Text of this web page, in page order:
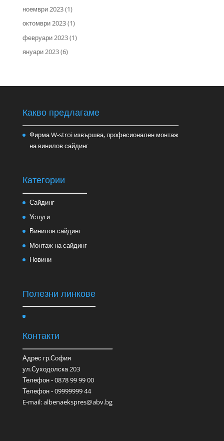
ноември 2023(1)
октомври 2023(1)
февруари 2023(1)
януари 2023(6)
Какво предлагаме
Фирма W-stroi извършва, професионален монтаж
на винилов сайдинг
Категории
Сайдинг
Услуги
Винилов сайдинг
Монтаж на сайдинг
Новини
Полезни линкове
Контакти
Адрес гр.София
ул.Суходолска 203
Телефон - 0878 99 99 00
Телефон - 09999999 44
E-mail: albenaekspres@abv.bg